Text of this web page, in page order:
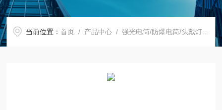
当前位置：首页 / 产品中心 /强光电筒/防爆电筒/头戴灯